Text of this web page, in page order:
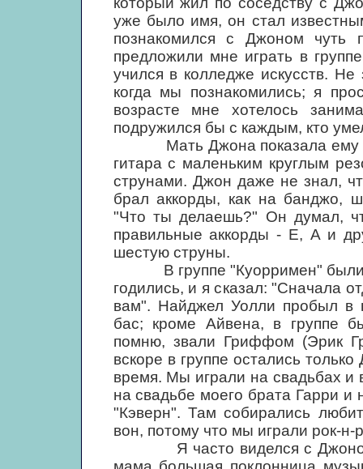
уже было имя, он стал
познакомился с Джоном
предложили мне играть в
учился в колледже искусств.
когда мы познакомились; я
возрасте мне хотелось
подружился бы с каждым, кто
Мать Джона показала ему
гитара с маленьким круглым
струнами. Джон даже не знал,
брал аккорды, как на банджо,
"Что ты делаешь?" Он думал,
правильные аккорды - Е, А и
шестую струны.
В группе "Куорримен" были и
годились, и я сказал: "Сначала
вам". Найджел Уолли пробыл в
бас; кроме Айвена, в группе
помню, звали Гриффом (Эрик
вскоре в группе остались
время. Мы играли на свадьбах
на свадьбе моего брата Гарри
"Кэверн". Там собирались
вон, потому что мы играли рок-н-
Я часто виделся с Джоном,